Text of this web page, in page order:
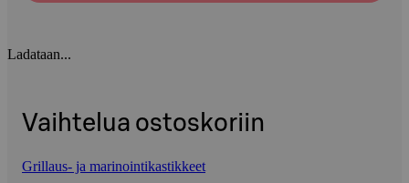
Ladataan...
Vaihtelua ostoskoriin
Grillaus- ja marinointikastikkeet